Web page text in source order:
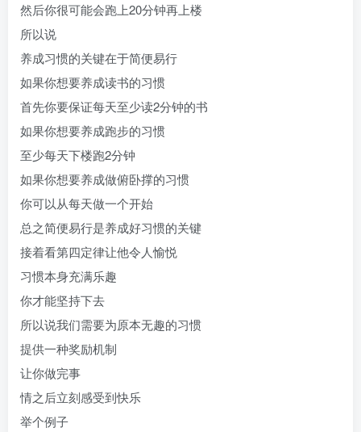
然后你很可能会跑上20分钟再上楼
所以说
养成习惯的关键在于简便易行
如果你想要养成读书的习惯
首先你要保证每天至少读2分钟的书
如果你想要养成跑步的习惯
至少每天下楼跑2分钟
如果你想要养成做俯卧撑的习惯
你可以从每天做一个开始
总之简便易行是养成好习惯的关键
接着看第四定律让他令人愉悦
习惯本身充满乐趣
你才能坚持下去
所以说我们需要为原本无趣的习惯
提供一种奖励机制
让你做完事
情之后立刻感受到快乐
举个例子